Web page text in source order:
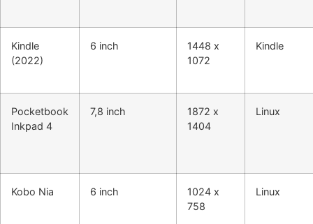
Kindle
(2022)
6 inch
1448 x
1072
Kindle
Pocketbook
Inkpad 4
7,8 inch
1872 x
1404
Linux
Kobo Nia 6 inch
1024 x
758
Linux